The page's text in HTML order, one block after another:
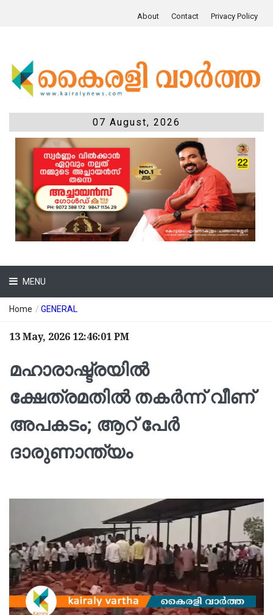
About Contact Privacy Policy
07 August, 2026
MENU
Home / GENERAL
13 May, 2026 12:46:01 PM
മഹാരാഷ്ട്രയിൽ
ക്ഷേത്രമതിൽ തകർന്ന് വീണ്
അപകടം; ആറ് പേർ
ദാരുണാന്ത്യം